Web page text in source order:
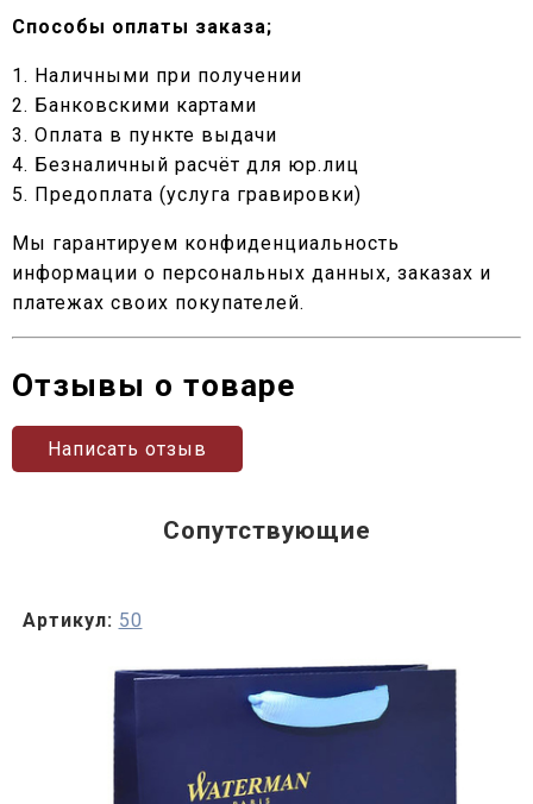
Способы оплаты заказа;
1. Наличными при получении
2. Банковскими картами
3. Оплата в пункте выдачи
4. Безналичный расчёт для юр.лиц
5. Предоплата (услуга гравировки)
Мы гарантируем конфиденциальность
информации о персональных данных, заказах и
платежах своих покупателей.
Отзывы о товаре
Написать отзыв
Сопутствующие
Артикул: 50